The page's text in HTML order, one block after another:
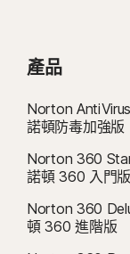
產品
Norton AntiVirus
諾頓防毒加強版
Norton 360
諾頓 360 入門版
Norton 360
頓 360 進階版